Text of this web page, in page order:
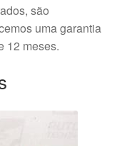
são
uma garantia
12 meses.